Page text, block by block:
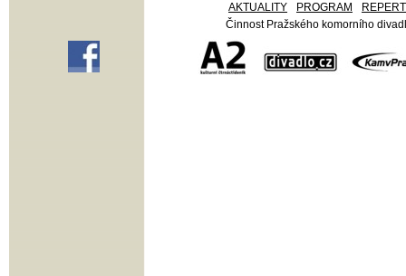
AKTUALITY
PROGRAM
Činnost Pražského komorního